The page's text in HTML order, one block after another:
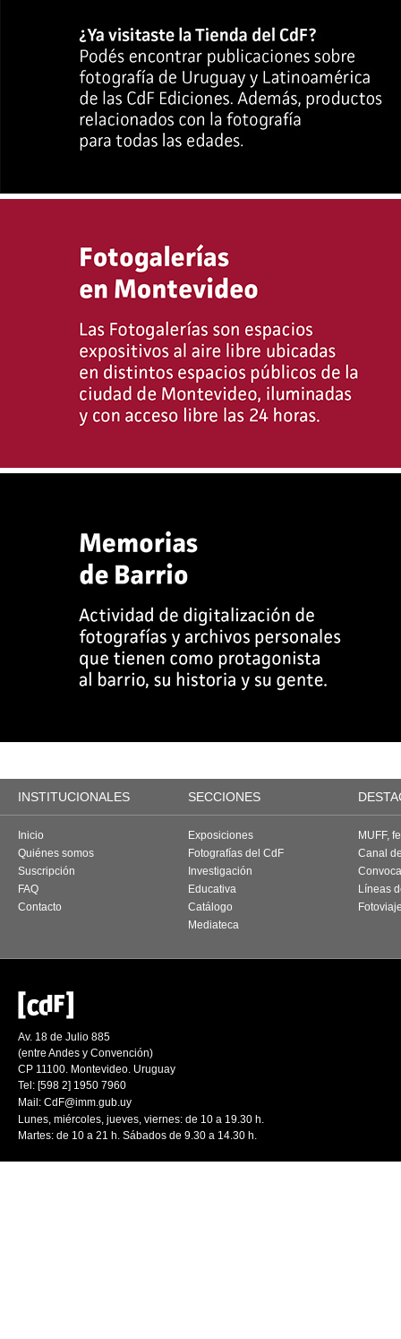
INSTITUCIONALES SECCIONES
Inicio
Quiénes somos
Suscripción
FAQ
Contacto
Exposiciones
Fotografías del CdF
Investigación
Educativa
Catálogo
Mediateca
MUFF,
Canal
Líneas
Av. 18 de Julio 885
(entre Andes y Convención)
CP 11100. Montevideo. Uruguay
Tel: [598 2] 1950 7960
Mail: CdF@imm.gub.uy
Lunes, miércoles, jueves, viernes: de 10 a 19.30 h.
Martes: de 10 a 21 h. Sábados de 9.30 a 14.30 h.